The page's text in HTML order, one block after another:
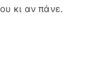
κι αν πάνε.